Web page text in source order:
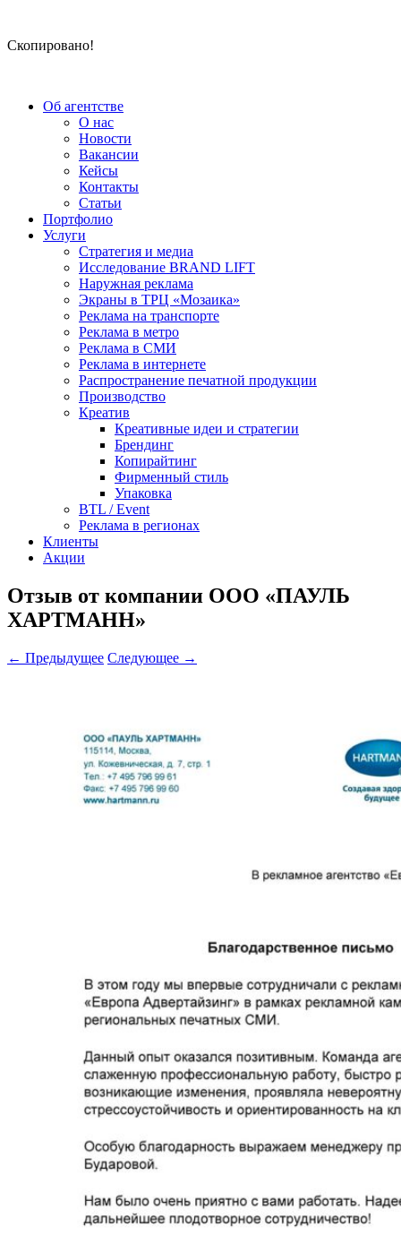
Скопировано!
Об агентстве
О нас
Новости
Вакансии
Кейсы
Контакты
Статьи
Портфолио
Услуги
Стратегия и медиа
Исследование BRAND LIFT
Наружная реклама
Экраны в ТРЦ «Мозаика»
Реклама на транспорте
Реклама в метро
Реклама в СМИ
Реклама в интернете
Распространение печатной продукции
Производство
Креатив
Креативные идеи и стратегии
Брендинг
Копирайтинг
Фирменный стиль
Упаковка
BTL / Event
Реклама в регионах
Клиенты
Акции
Отзыв от компании ООО «ПАУЛЬ
ХАРТМАНН»
← Предыдущее Следующее →